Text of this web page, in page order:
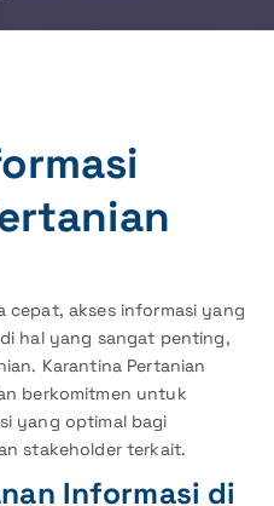
cepat, akses informasi yang
hal yang sangat penting,
Karantina Pertanian
berkomitmen untuk
yang optimal bagi
stakeholder terkait.
Informasi di